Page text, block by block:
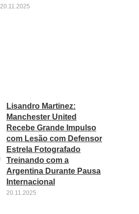
20.11.2025
Lisandro Martinez:
Manchester United
Recebe Grande Impulso
com Lesão com Defensor
Estrela Fotografado
Treinando com a
Argentina Durante Pausa
Internacional
20.11.2025